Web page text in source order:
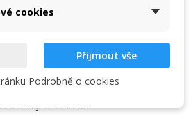
slunečních paprsků. Ideální
při úhlu 15–30° od
je testován na tlak 2,5 bar.
kolektorů obsahuje příslušný počet
příslušenství pro rychlou a
Vytvořit seznam přání
cookies
Přijmout vše
Podrobně o cookies